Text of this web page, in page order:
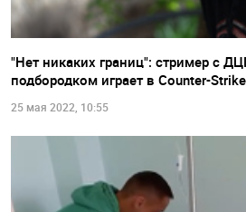
"Нет никаких границ": стример с
подбородком играет в Counter-Strike
25 мая 2022, 10:55